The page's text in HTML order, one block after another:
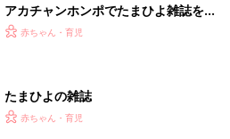
アカチャンホンポでたまひよ雑誌を買
うとポイント10倍【期間限定】
赤ちゃん・育児
たまひよの雑誌
赤ちゃん・育児